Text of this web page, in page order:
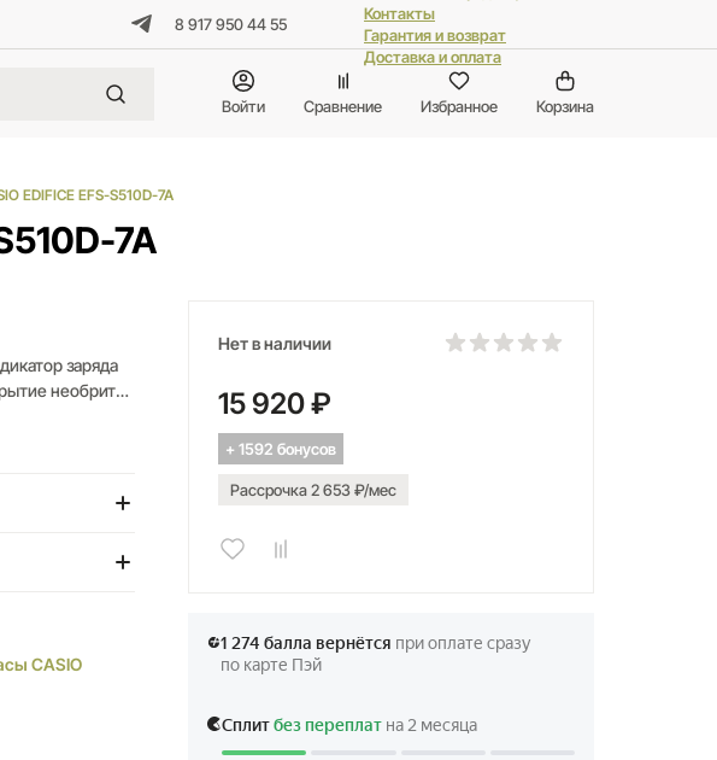
8 917 950 44 55
Контакты
Гарантия и возврат
Доставка и оплата
Войти Сравнение Избранное Корзина
EDIFICE EFS-S510D-7A
7A
заряда
необрит
свету. Часы-
ти и 24-х
CASIO
Нет в наличии
15 920 ₽
+ 1592 бонусов
Рассрочка 2 653 ₽/мес